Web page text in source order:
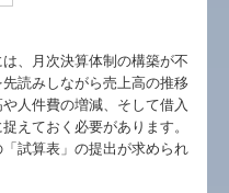
、月次決算体制の構築が不
読みしながら売上高の推移
人件費の増減、そして借入
えておく必要があります。
試算表」の提出が求められ